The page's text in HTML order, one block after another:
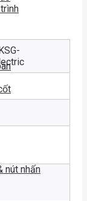
nút nhấn